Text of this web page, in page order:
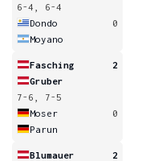
6-4, 6-4
Dondo
0
Moyano
Fasching
2
Gruber
7-6, 7-5
Moser
0
Parun
Blumauer
2